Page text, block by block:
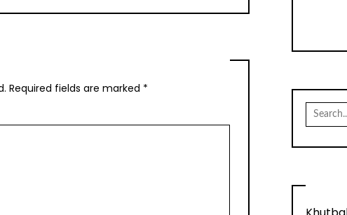
Required fields are marked *
Search
for: